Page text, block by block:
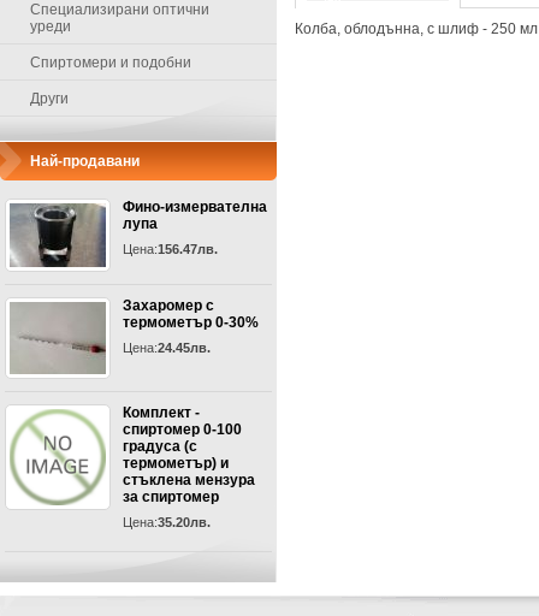
Специализирани оптични
уреди
Спиртомери и подобни
Други
Най-продавани
Фино-измервателна
лупа
Цена:156.47лв.
Захаромер с
термометър 0-30%
Цена:24.45лв.
Комплект -
спиртомер 0-100
градуса (с
термометър) и
стъклена мензура
за спиртомер
Цена:35.20лв.
Колба, облодънна, с шлиф - 250 мл